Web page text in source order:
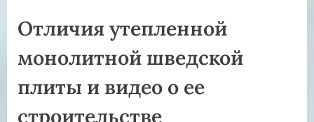
Отличия утепленной
монолитной шведской
плиты и видео о ее
строительстве